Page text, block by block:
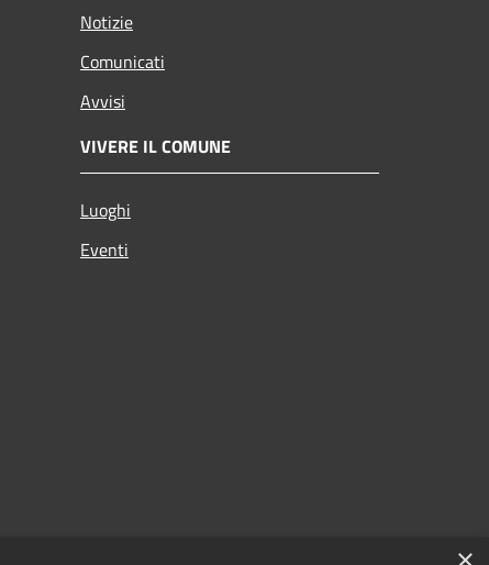
Notizie
Comunicati
Avvisi
VIVERE IL COMUNE
Luoghi
Eventi